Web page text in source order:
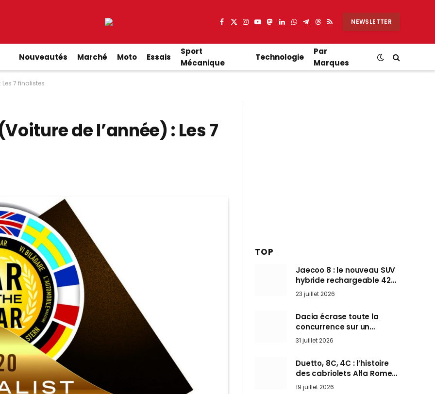
Facebook
X
Instagram
YouTube
Mastodon
LinkedIn
WhatsApp
Partager
Telegram
Threads
RSS NEWSLETTER
Nouveautés Marché Moto Essais
Sport
Mécanique
Technologie
Par
Marques
Les 7 finalistes
de l’année) : Les 7
TOP
Jaecoo 8 : le nouveau SUV
hybride rechargeable 428
ch qui vise l’Audi Q7 arrive
en Europe cet automne
23 juillet 2026
Dacia écrase toute la
concurrence sur un
marché où personne ne
l’attendait
31 juillet 2026
Duetto, 8C, 4C : l’histoire
des cabriolets Alfa Romeo,
ces Spider qui ont défini
19 juillet 2026